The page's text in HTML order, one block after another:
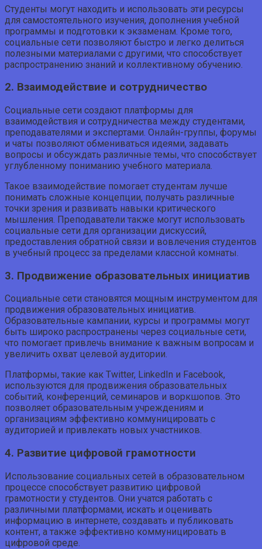
Студенты могут находить и использовать эти ресурсы
для самостоятельного изучения, дополнения учебной
программы и подготовки к экзаменам. Кроме того,
социальные сети позволяют быстро и легко делиться
полезными материалами с другими, что способствует
распространению знаний и коллективному обучению.
2. Взаимодействие и сотрудничество
Социальные сети создают платформы для
взаимодействия и сотрудничества между студентами,
преподавателями и экспертами. Онлайн-группы, форумы
и чаты позволяют обмениваться идеями, задавать
вопросы и обсуждать различные темы, что способствует
углубленному пониманию учебного материала.
Такое взаимодействие помогает студентам лучше
понимать сложные концепции, получать различные
точки зрения и развивать навыки критического
мышления. Преподаватели также могут использовать
социальные сети для организации дискуссий,
предоставления обратной связи и вовлечения студентов
в учебный процесс за пределами классной комнаты.
3. Продвижение образовательных инициатив
Социальные сети становятся мощным инструментом для
продвижения образовательных инициатив.
Образовательные кампании, курсы и программы могут
быть широко распространены через социальные сети,
что помогает привлечь внимание к важным вопросам и
увеличить охват целевой аудитории.
Платформы, такие как Twitter, LinkedIn и Facebook,
используются для продвижения образовательных
событий, конференций, семинаров и воркшопов. Это
позволяет образовательным учреждениям и
организациям эффективно коммуницировать с
аудиторией и привлекать новых участников.
4. Развитие цифровой грамотности
Использование социальных сетей в образовательном
процессе способствует развитию цифровой
грамотности у студентов. Они учатся работать с
различными платформами, искать и оценивать
информацию в интернете, создавать и публиковать
контент, а также эффективно коммуницировать в
цифровой среде.